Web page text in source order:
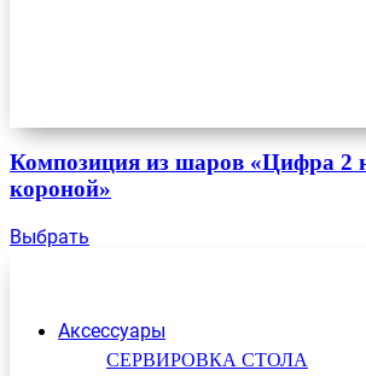
Аксессуары
СЕРВИРОВКА СТОЛА
Композиция из шаров «Цифра 2
короной»
Выбрать